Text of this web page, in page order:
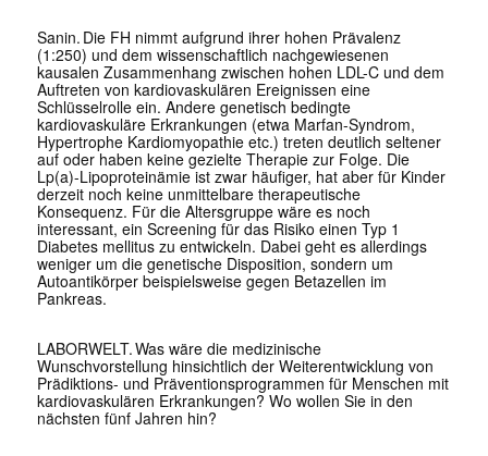
Sanin. Die FH nimmt aufgrund ihrer hohen Prävalenz
(1:250) und dem wissenschaftlich nachgewiesenen
kausalen Zusammenhang zwischen hohen LDL-C und dem
Auftreten von kardiovaskulären Ereignissen eine
Schlüsselrolle ein. Andere genetisch bedingte
kardiovaskuläre Erkrankungen (etwa Marfan-Syndrom,
Hypertrophe Kardiomyopathie etc.) treten deutlich seltener
auf oder haben keine gezielte Therapie zur Folge. Die
Lp(a)-Lipoproteinämie ist zwar häufiger, hat aber für Kinder
derzeit noch keine unmittelbare therapeutische
Konsequenz. Für die Altersgruppe wäre es noch
interessant, ein Screening für das Risiko einen Typ 1
Diabetes mellitus zu entwickeln. Dabei geht es allerdings
weniger um die genetische Disposition, sondern um
Autoantikörper beispielsweise gegen Betazellen im
Pankreas.
LABORWELT. Was wäre die medizinische
Wunschvorstellung hinsichtlich der Weiterentwicklung von
Prädiktions- und Präventionsprogrammen für Menschen mit
kardiovaskulären Erkrankungen? Wo wollen Sie in den
nächsten fünf Jahren hin?